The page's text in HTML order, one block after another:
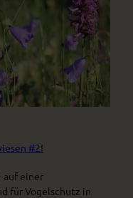
#2!
auf einer
für Vogelschutz in